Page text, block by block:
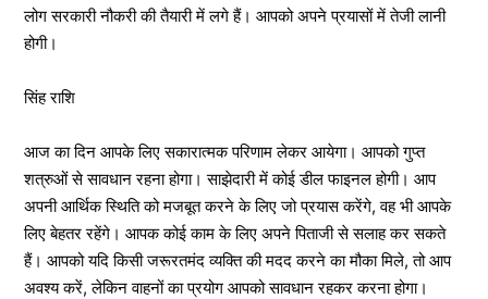
लोग सरकारी नौकरी की तैयारी में लगे हैं। आपको अपने प्रयासों में तेजी लानी
होगी।
सिंह राशि
आज का दिन आपके लिए सकारात्मक परिणाम लेकर आयेगा। आपको गुप्त
शत्रुओं से सावधान रहना होगा। साझेदारी में कोई डील फाइनल होगी। आप
अपनी आर्थिक स्थिति को मजबूत करने के लिए जो प्रयास करेंगे, वह भी आपके
लिए बेहतर रहेंगे। आपक कोई काम के लिए अपने पिताजी से सलाह कर सकते
हैं। आपको यदि किसी जरूरतमंद व्यक्ति की मदद करने का मौका मिले, तो आप
अवश्य करें, लेकिन वाहनों का प्रयोग आपको सावधान रहकर करना होगा।